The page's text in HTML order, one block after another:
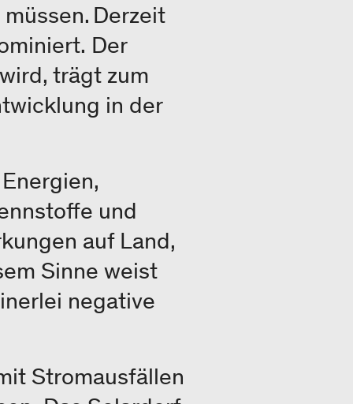
Derzeit
Der
trägt zum
in der
und
auf Land,
Sinne weist
negative
Stromausfällen